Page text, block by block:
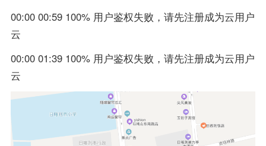
00:00 00:59 100% 用户鉴权失败，请先注册成为云用户
云
00:00 01:39 100% 用户鉴权失败，请先注册成为云用户
云